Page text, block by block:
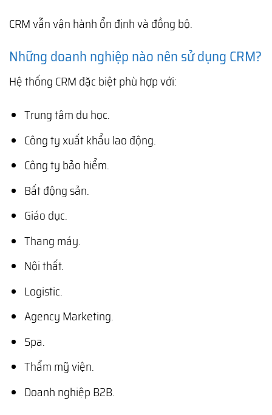
CRM vẫn vận hành ổn định và đồng bộ.
Những doanh nghiệp nào nên sử dụng CRM?
Hệ thống CRM đặc biệt phù hợp với:
Trung tâm du học.
Công ty xuất khẩu lao động.
Công ty bảo hiểm.
Bất động sản.
Giáo dục.
Thang máy.
Nội thất.
Logistic.
Agency Marketing.
Spa.
Thẩm mỹ viện.
Doanh nghiệp B2B.